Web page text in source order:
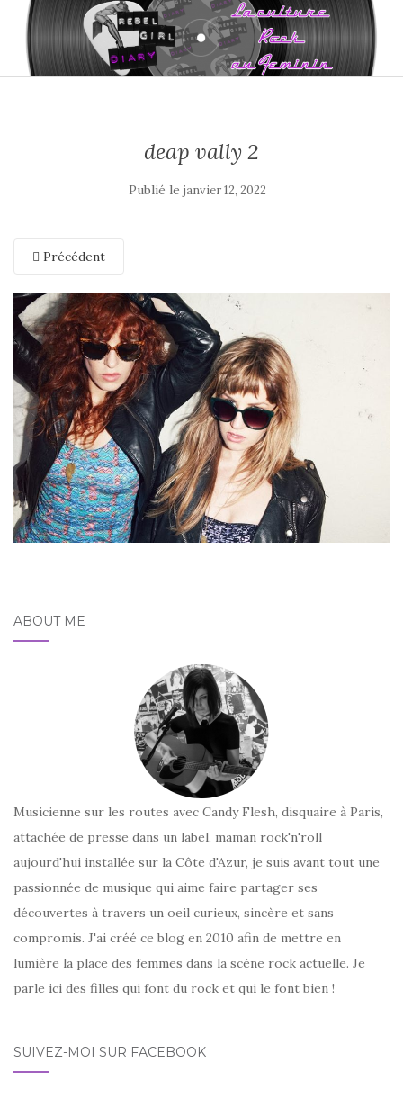
deap vally 2
Publié le janvier 12, 2022
Précédent
ABOUT ME
Musicienne sur les routes avec Candy Flesh, disquaire à Paris,
attachée de presse dans un label, maman rock'n'roll
aujourd'hui installée sur la Côte d'Azur, je suis avant tout une
passionnée de musique qui aime faire partager ses
découvertes à travers un oeil curieux, sincère et sans
compromis. J'ai créé ce blog en 2010 afin de mettre en
lumière la place des femmes dans la scène rock actuelle. Je
parle ici des filles qui font du rock et qui le font bien !
SUIVEZ-MOI SUR FACEBOOK